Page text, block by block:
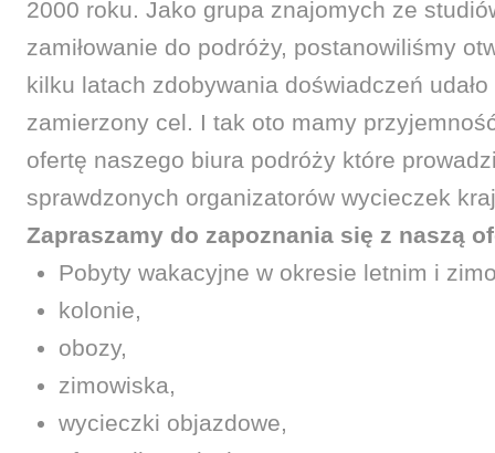
2000 roku. Jako grupa znajomych ze
zamiłowanie do podróży, postanowiliśmy
kilku latach zdobywania doświadczeń
zamierzony cel. I tak oto mamy
ofertę naszego biura podróży które
sprawdzonych organizatorów wycieczek
Zapraszamy do zapoznania się z naszą
Pobyty wakacyjne w okresie letnim i
kolonie,
obozy,
zimowiska,
wycieczki objazdowe,